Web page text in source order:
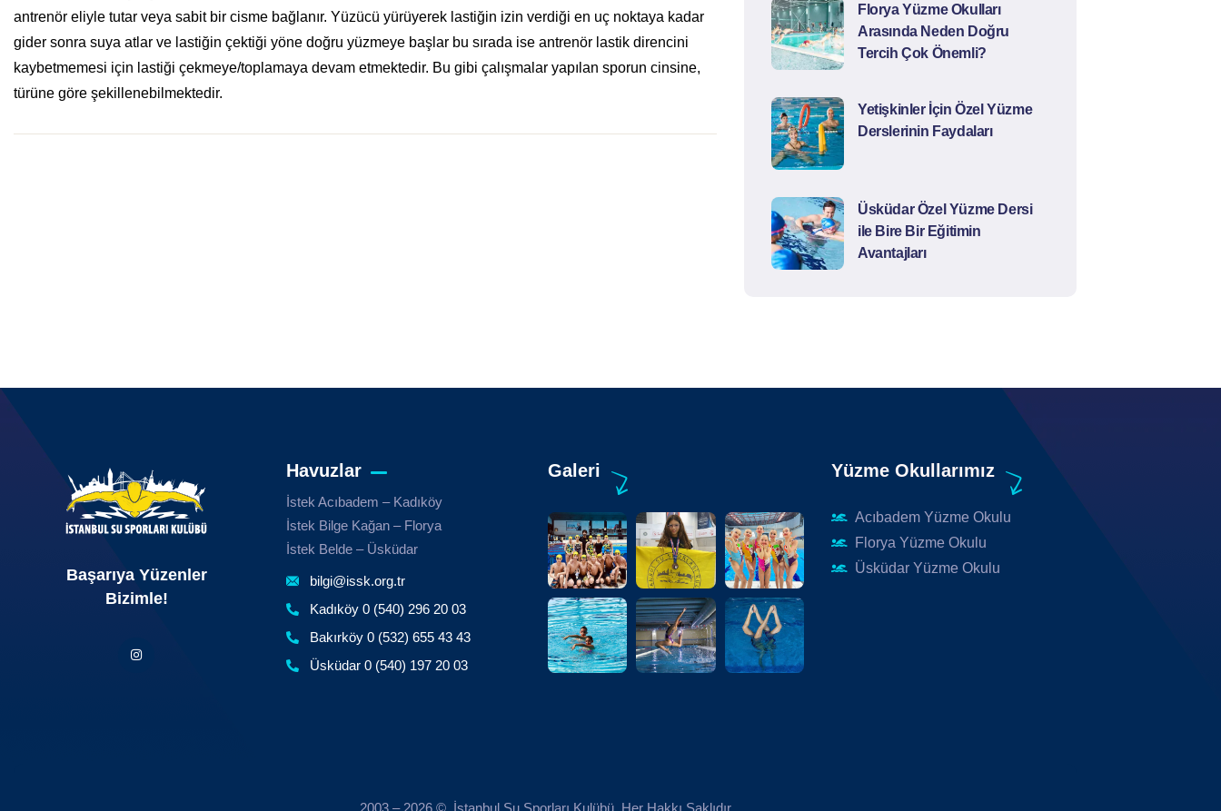
antrenör eliyle tutar veya sabit bir cisme bağlanır. Yüzücü yürüyerek lastiğin izin verdiği en uç noktaya kadar
gider sonra suya atlar ve lastiğin çektiği yöne doğru yüzmeye başlar bu sırada ise antrenör lastik direncini
kaybetmemesi için lastiği çekmeye/toplamaya devam etmektedir. Bu gibi çalışmalar yapılan sporun cinsine,
türüne göre şekillenebilmektedir.
Florya Yüzme Okulları
Arasında Neden Doğru
Tercih Çok Önemli?
Yetişkinler İçin Özel Yüzme
Derslerinin Faydaları
Üsküdar Özel Yüzme Dersi
ile Bire Bir Eğitimin
Avantajları
Başarıya Yüzenler
Bizimle!
Havuzlar
İstek Acıbadem – Kadıköy
İstek Bilge Kağan – Florya
İstek Belde – Üsküdar
bilgi@issk.org.tr
Kadıköy 0 (540) 296 20 03
Bakırköy 0 (532) 655 43 43
Üsküdar 0 (540) 197 20 03
Galeri Yüzme Okullarımız
Acıbadem Yüzme Okulu
Florya Yüzme Okulu
Üsküdar Yüzme Okulu